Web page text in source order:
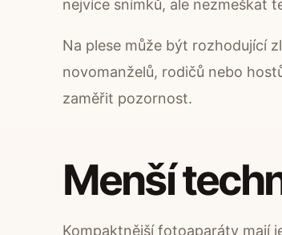
nejvíce snímků, ale nezmeškat
Na plese může být rozhodující
novomanželů, rodičů nebo
zaměřit pozornost.
Menší
Kompaktnější fotoaparáty mají